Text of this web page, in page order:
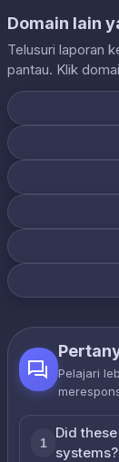
Domain lain
Telusuri laporan
pantau. Klik
Pelajari
1
Did
systems?